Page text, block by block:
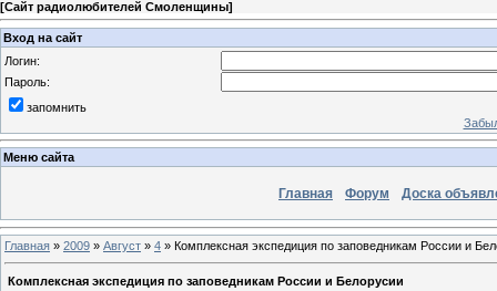
[Сайт радиолюбителей Смоленщины]
Вход на сайт
Логин:
Пароль:
запомнить
Меню сайта
Главная Форум Доска
Главная » 2009 » Август » 4 » Комплексная экспедиция по заповедникам России и
Комплексная экспедиция по заповедникам России и Белорусии